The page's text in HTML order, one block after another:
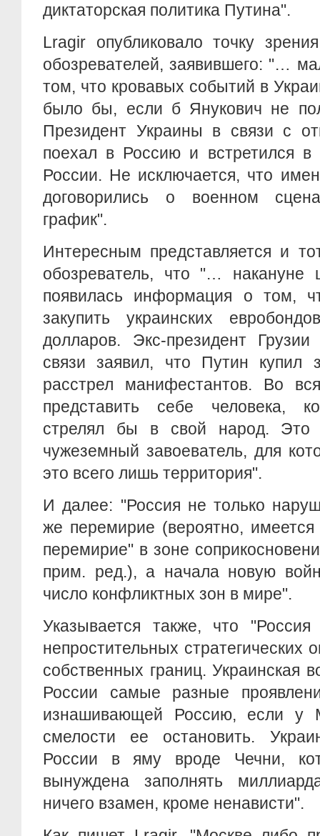
диктаторская политика Путина".
Lragir опубликовало точку
обозревателей, заявившего: "…
том, что кровавых событий в
было бы, если б Янукович не
Президент Украины в связи с
поехал в Россию и встретился
России. Не исключается, что
договорились о военном
график".
Интересным представляется и
обозреватель, что "… накануне
появилась информация о том,
закупить украинских
долларов. Экс-президент
связи заявил, что Путин
расстрел манифестантов. Во
представить себе человека,
стрелял бы в свой народ. Это
чужеземный завоеватель, для
это всего лишь территория".
И далее: "Россия не только
же перемирие (вероятно,
перемирие" в зоне
прим. ред.), а начала новую
число конфликтных зон в мире".
Указывается также, что
непростительных стратегических
собственных границ. Украинская
России самые разные
изнашивающей Россию, если у
смелости ее остановить.
России в яму вроде Чечни,
вынуждена заполнять
ничего взамен, кроме ненависти".